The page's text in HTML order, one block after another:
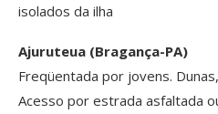
isolados da ilha
Ajuruteua (Bragança-PA)
Freqüentada por jovens.
Acesso por estrada asfaltada